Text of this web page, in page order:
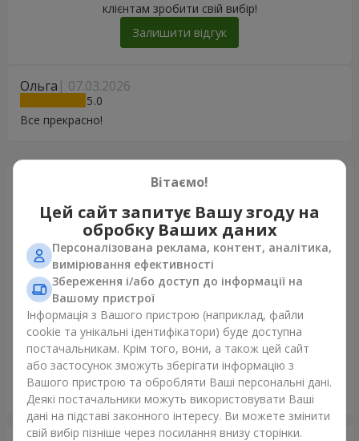
Ольга 07.03.2026
5
Все прекрасно!
клієнтам зробити свій вибір!
Залишити відгук
Щойно доставили
Гігантський бежевий ведмедик і 25 червоних троянд
Дніпро
Вітаємо!
Цей сайт запитує Вашу згоду на
обробку Ваших даних
Персоналізована реклама, контент, аналітика,
вимірювання ефективності
Збереження і/або доступ до інформації на
Вашому пристрої
Інформація з Вашого пристрою (наприклад, файли
cookie та унікальні ідентифікатори) буде доступна
постачальникам. Крім того, вони, а також цей сайт
або застосунок зможуть зберігати інформацію з
Вашого пристрою та обробляти Ваші персональні дані.
Деякі постачальники можуть використовувати Ваші
дані на підставі законного інтересу. Ви можете змінити
свій вибір пізніше через посилання внизу сторінки.